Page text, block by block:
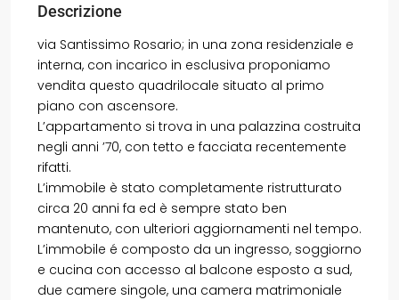
Descrizione
via Santissimo Rosario; in una zona residenziale e
interna, con incarico in esclusiva proponiamo
vendita questo quadrilocale situato al primo
piano con ascensore.
L’appartamento si trova in una palazzina costruita
negli anni ’70, con tetto e facciata recentemente
rifatti.
L’immobile è stato completamente ristrutturato
circa 20 anni fa ed è sempre stato ben
mantenuto, con ulteriori aggiornamenti nel tempo.
L’immobile é composto da un ingresso, soggiorno
e cucina con accesso al balcone esposto a sud,
due camere singole, una camera matrimoniale